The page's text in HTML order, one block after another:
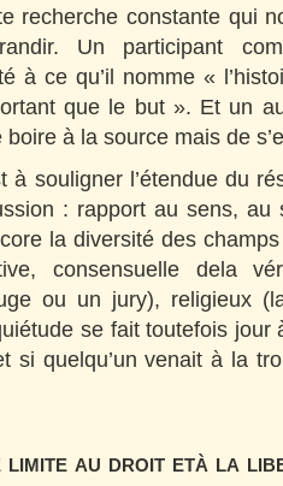
recherche constante qui
Un participant
à ce qu’il nomme «
que le but ». Et un
boire à la source mais de
à souligner l’étendue du
: rapport au sens, au
la diversité des
consensuelle dela
ou un jury), religieux
se fait toutefois jour
si quelqu’un venait à la
au droit età la